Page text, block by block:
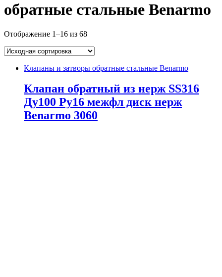
обратные стальные Benarmo
Отображение 1–16 из 68
Клапаны и затворы обратные стальные Benarmo
Клапан обратный из нерж SS316
Ду100 Ру16 межфл диск нерж
Benarmo 3060